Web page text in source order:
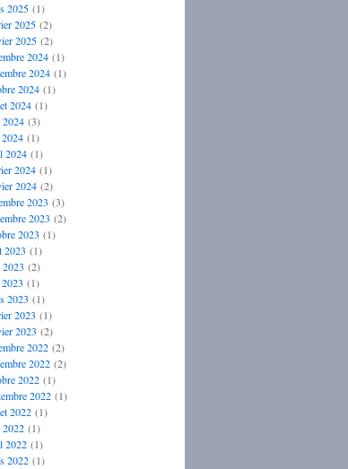
2025(1)
2025(2)
2025(2)
2024(1)
2024(1)
2024(1)
2024(1)
(3)
(1)
2024(1)
2024(1)
2024(2)
2023 (3)
2023 (2)
2023 (1)
2023 (1)
(2)
(1)
2023 (1)
2023 (1)
2023 (2)
2022(2)
2022(2)
2022(1)
2022(1)
2022(1)
(1)
2022(1)
2022(1)